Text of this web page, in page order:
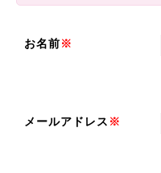
お名前※
メールアドレス ※